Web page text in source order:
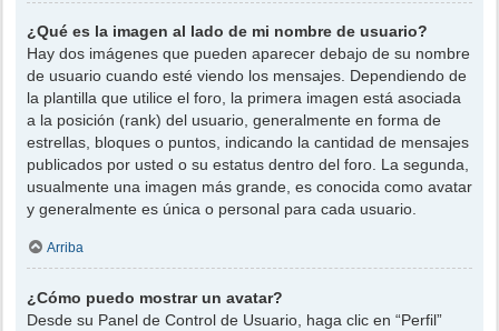
¿Qué es la imagen al lado de mi nombre de usuario?
Hay dos imágenes que pueden aparecer debajo de su nombre
de usuario cuando esté viendo los mensajes. Dependiendo de
la plantilla que utilice el foro, la primera imagen está asociada
a la posición (rank) del usuario, generalmente en forma de
estrellas, bloques o puntos, indicando la cantidad de mensajes
publicados por usted o su estatus dentro del foro. La segunda,
usualmente una imagen más grande, es conocida como avatar
y generalmente es única o personal para cada usuario.
Arriba
¿Cómo puedo mostrar un avatar?
Desde su Panel de Control de Usuario, haga clic en “Perfil”